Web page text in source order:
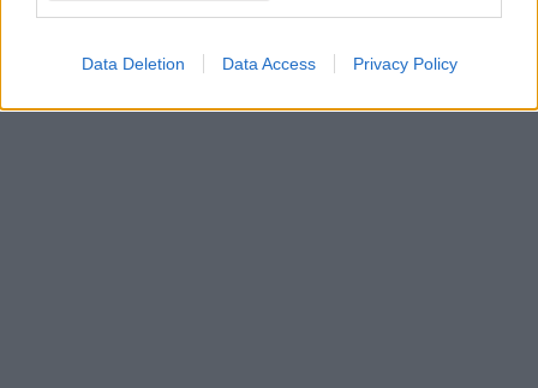
Data Deletion Data Access Privacy Policy